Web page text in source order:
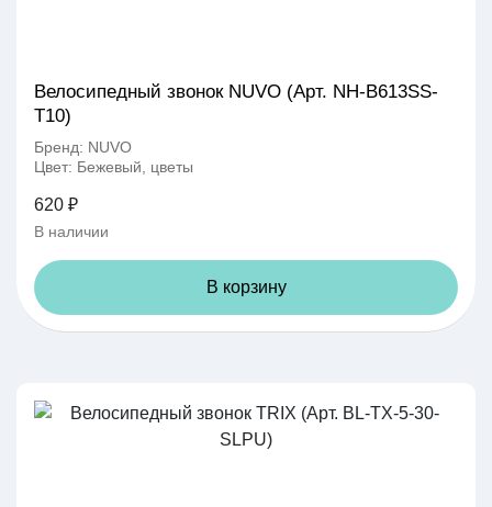
Велосипедный звонок NUVO (Арт. NH-B613SS-
T10)
Бренд: NUVO
Цвет: Бежевый, цветы
620 ₽
В наличии
В корзину